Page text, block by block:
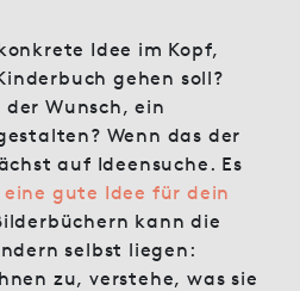
Idee im Kopf,
gehen soll?
Wunsch, ein
Wenn das der
auf Ideensuche. Es
eine gute Idee für dein
kann die
selbst liegen:
zu, verstehe, was sie